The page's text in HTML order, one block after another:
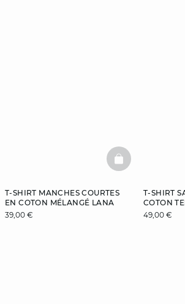
T-SHIRT MANCHES COURTES
EN COTON MÉLANGÉ LANA
39,00 €
BASKETFULL
T-SHIRT
COTON
49,00 €